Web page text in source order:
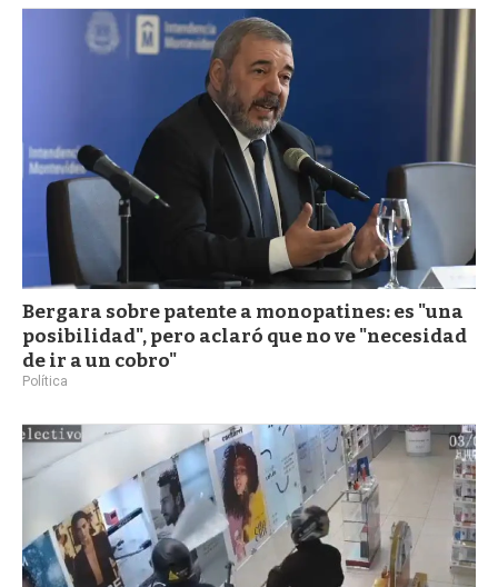
Bergara sobre patente a monopatines: es "una
posibilidad", pero aclaró que no ve "necesidad
de ir a un cobro"
Política